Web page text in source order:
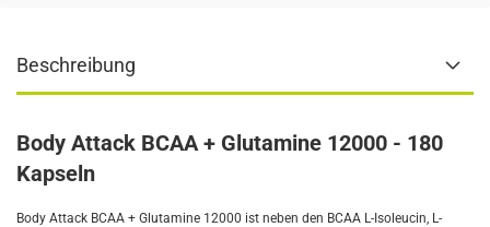
Beschreibung
Body Attack BCAA + Glutamine 12000 - 180
Kapseln
Body Attack BCAA + Glutamine 12000 ist neben den BCAA L-Isoleucin, L-